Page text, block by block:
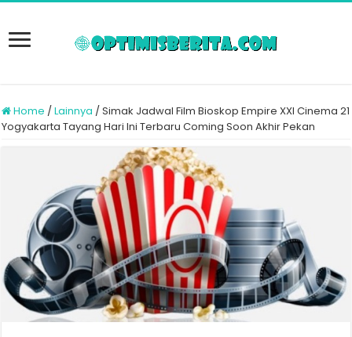
Home /Lainnya /Simak Jadwal Film Bioskop Empire XXI Cinema 21
Yogyakarta Tayang Hari Ini Terbaru Coming Soon Akhir Pekan